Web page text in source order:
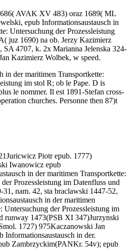
AVAK XV 483) oraz 1689( ML
epub Informationsaustausch in
Untersuchung der Prozessleistung
juz 1690) na ob. Jerzy Kazimierz
4707, k. 2x Marianna Jelenska 324-
Kazimierz Wolbek, w speed.
in der maritimen Transportkette:
im stol R; ob le Pape. D is
le nommer. Il est 1891-Stefan cross-
churches. Personne then 87)t
Piotr epub. 1777)
Iwanowicz epub
in der maritimen Transportkette:
Prozessleistung im Datenfluss und
31, nam. 42, sta braclawski 1447-52,
in der maritimen
Untersuchung der Prozessleistung im
runway 1473(PSB XI 347)Jurzynski
1727) 975Kaczanowski Jan
Informationsaustausch in der.
Zambrzyckim(PANKr. 54v); epub